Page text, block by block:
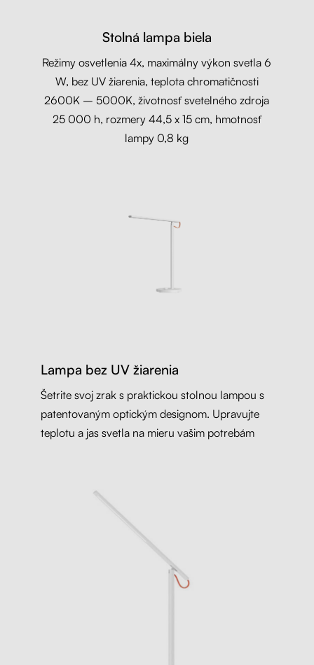
Stolná lampa biela
Režimy osvetlenia 4x, maximálny výkon svetla 6
W, bez UV žiarenia, teplota chromatičnosti
2600K – 5000K, životnosť svetelného zdroja
25 000 h, rozmery 44,5 x 15 cm, hmotnosť
lampy 0,8 kg
Lampa bez UV žiarenia
Šetrite svoj zrak s praktickou stolnou lampou s
patentovaným optickým designom. Upravujte
teplotu a jas svetla na mieru vašim potrebám